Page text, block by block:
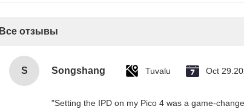
Все отзывы
S Songshang Tuvalu Oct
"Setting the IPD on my Pico 4 was a game-